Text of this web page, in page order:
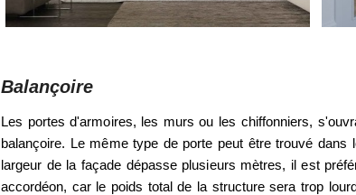
Balançoire
Les portes d'armoires, les murs ou les chiffonniers,
balançoire. Le même type de porte peut être trouvé
largeur de la façade dépasse plusieurs mètres, il est
accordéon, car le poids total de la structure sera trop